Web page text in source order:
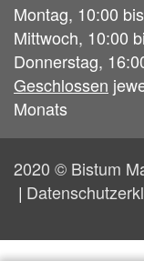
Montag, 10:00
Mittwoch, 10:00
Donnerstag,
Geschlossen
Monats
2020 © Bistum